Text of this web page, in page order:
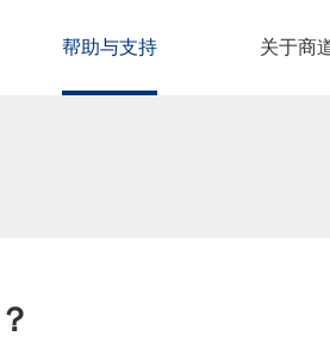
帮助与支持 关于商